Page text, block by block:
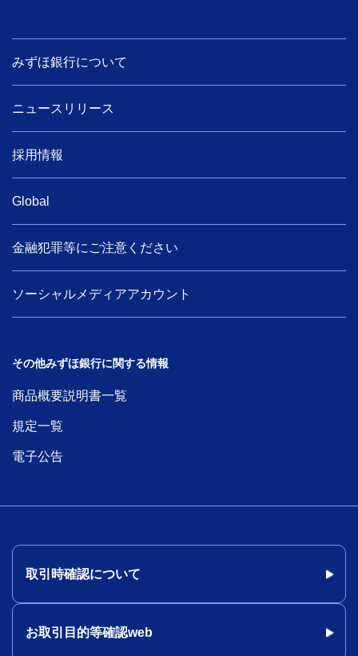
みずほ銀行について
ニュースリリース
採用情報
Global
金融犯罪等にご注意ください
ソーシャルメディアアカウント
その他みずほ銀行に関する情報
商品概要説明書一覧
規定一覧
電子公告
取引時確認について
お取引目的等確認web